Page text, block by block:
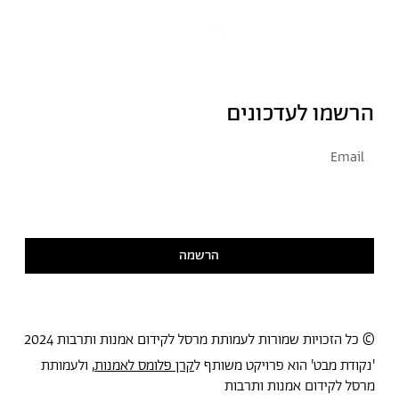
הרשמו לעדכונים
הרשמה
© כל הזכויות שמורות לעמותת מרסל לקידום אמנות ותרבות 2024
'נקודת מבט' הוא פרויקט משותף לקרן פלומס לאמנות, ולעמותת
מרסל לקידום אמנות ותרבות